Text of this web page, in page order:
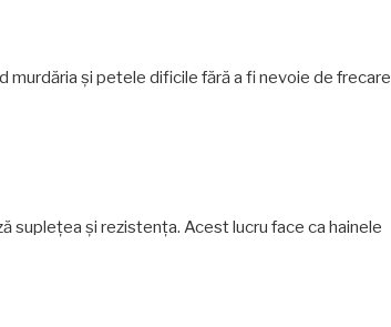
murdăria și petele dificile fără a fi nevoie de frecare
suplețea și rezistența. Acest lucru face ca hainele